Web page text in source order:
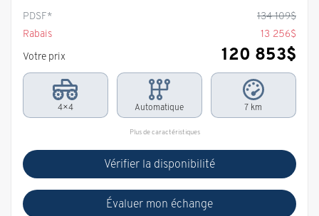
PDSF*
134 109$
Rabais
13 256$
Votre prix
120 853$
4×4 Automatique 7 km
Plus de caractéristiques
Vérifier la disponibilité
Évaluer mon échange